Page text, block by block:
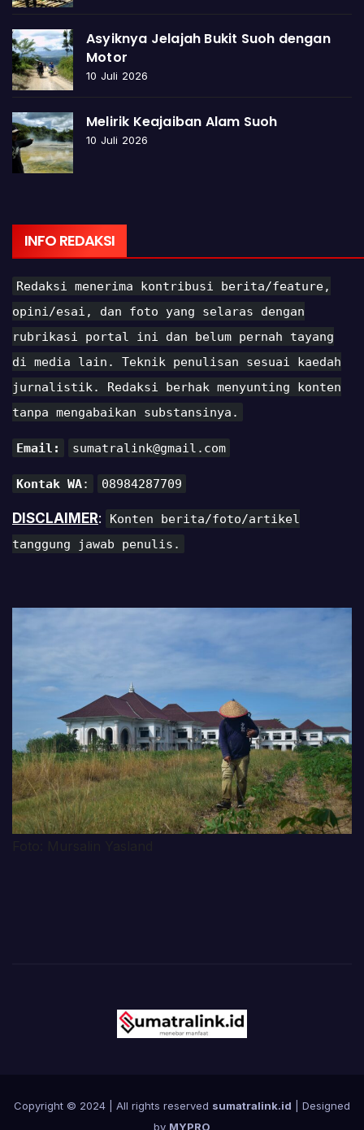
Asyiknya Jelajah Bukit Suoh dengan
Motor
10 Juli 2026
Melirik Keajaiban Alam Suoh
10 Juli 2026
INFO REDAKSI
Redaksi menerima kontribusi berita/feature,
opini/esai, dan foto yang selaras dengan
rubrikasi portal ini dan belum pernah tayang
di media lain. Teknik penulisan sesuai kaedah
jurnalistik. Redaksi berhak menyunting konten
tanpa mengabaikan substansinya.
Email: sumatralink@gmail.com
Kontak WA: 08984287709
DISCLAIMER:
Konten berita/foto/artikel
tanggung jawab penulis.
Copyright © 2024 | All rights reserved sumatralink.id | Designed
by MYPRO